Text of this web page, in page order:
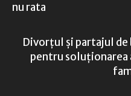
nu rata
Divorțul și partajul
pentru